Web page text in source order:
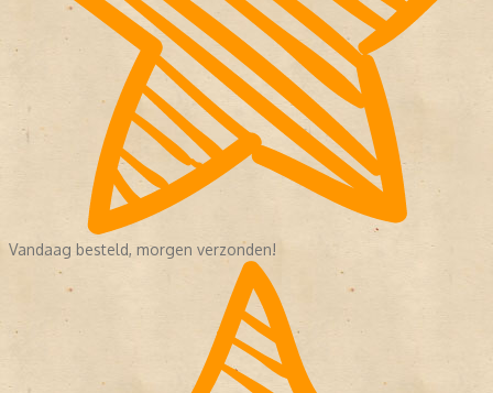
Vandaag besteld, morgen verzonden!